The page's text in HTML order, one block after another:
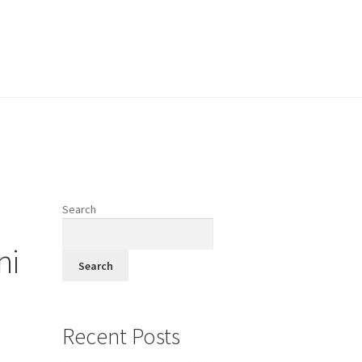
Search
Search
Recent Posts